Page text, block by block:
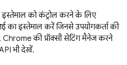
को कंट्रोल करने के लिए
का इस्तेमाल करें जिनसे उपयोगकर्ता की
की प्रॉक्सी सेटिंग मैनेज करने
भी देखें.